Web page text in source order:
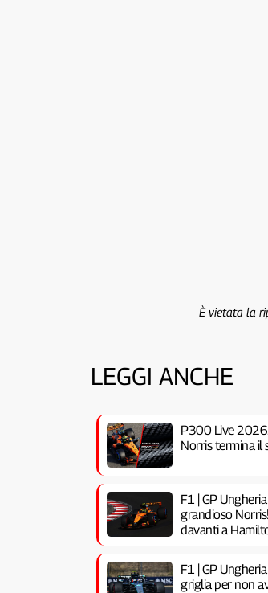
È vietata la
LEGGI ANCHE
P300 Live
Norris termina il
F1 | GP
grandioso
davanti a
F1 | GP
griglia per non